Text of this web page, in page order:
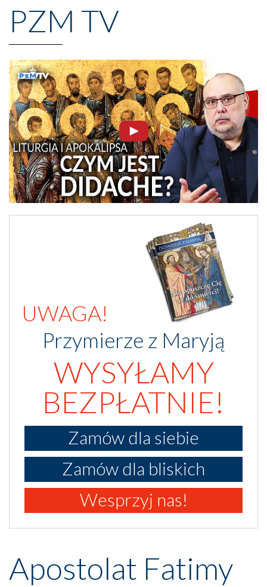
PZM TV
UWAGA!
Przymierze z Maryją
WYSYŁAMY
BEZPŁATNIE!
Zamów dla siebie
Zamów dla bliskich
Wesprzyj nas!
Apostolat Fatimy